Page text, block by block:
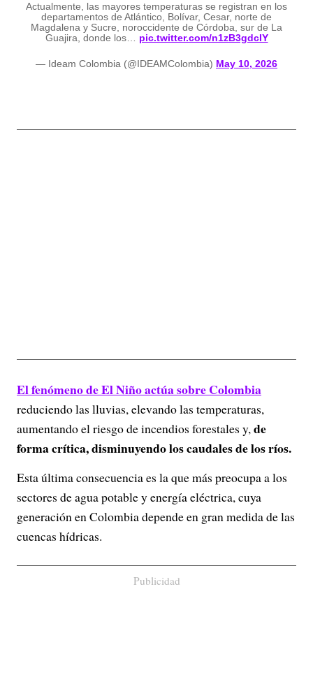
Actualmente, las mayores temperaturas se registran en los
departamentos de Atlántico, Bolívar, Cesar, norte de
Magdalena y Sucre, noroccidente de Córdoba, sur de La
Guajira, donde los… pic.twitter.com/n1zB3gdcIY
— Ideam Colombia (@IDEAMColombia) May 10, 2026
El fenómeno de El Niño actúa sobre Colombia
reduciendo las lluvias, elevando las temperaturas,
aumentando el riesgo de incendios forestales y,de
forma crítica, disminuyendo los caudales de los ríos.
Esta última consecuencia es la que más preocupa a los
sectores de agua potable y energía eléctrica, cuya
generación en Colombia depende en gran medida de las
cuencas hídricas.
Publicidad